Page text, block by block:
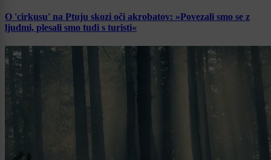
O 'cirkusu' na Ptuju skozi oči akrobatov: »Povezali smo se z
ljudmi, plesali smo tudi s turisti«